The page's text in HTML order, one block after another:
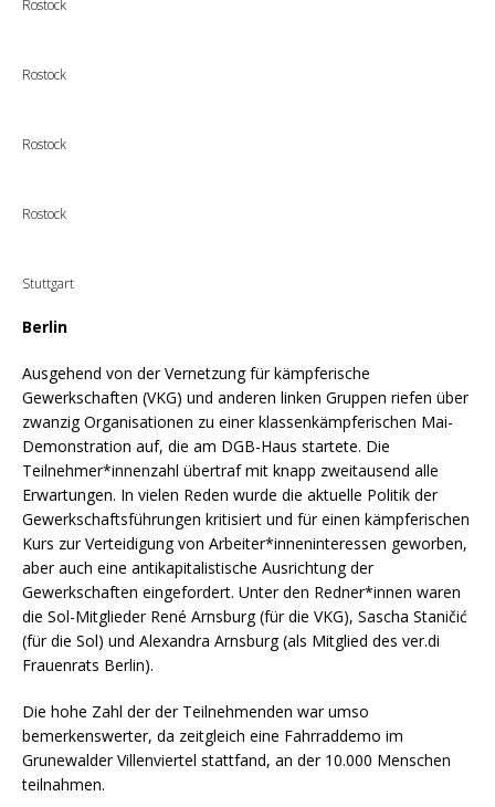
Rostock
Rostock
Rostock
Rostock
Stuttgart
Berlin
Ausgehend von der Vernetzung für kämpferische
Gewerkschaften (VKG) und anderen linken Gruppen riefen über
zwanzig Organisationen zu einer klassenkämpferischen Mai-
Demonstration auf, die am DGB-Haus startete. Die
Teilnehmer*innenzahl übertraf mit knapp zweitausend alle
Erwartungen. In vielen Reden wurde die aktuelle Politik der
Gewerkschaftsführungen kritisiert und für einen kämpferischen
Kurs zur Verteidigung von Arbeiter*inneninteressen geworben,
aber auch eine antikapitalistische Ausrichtung der
Gewerkschaften eingefordert. Unter den Redner*innen waren
die Sol-Mitglieder René Arnsburg (für die VKG), Sascha Staničić
(für die Sol) und Alexandra Arnsburg (als Mitglied des ver.di
Frauenrats Berlin).
Die hohe Zahl der der Teilnehmenden war umso
bemerkenswerter, da zeitgleich eine Fahrraddemo im
Grunewalder Villenviertel stattfand, an der 10.000 Menschen
teilnahmen.